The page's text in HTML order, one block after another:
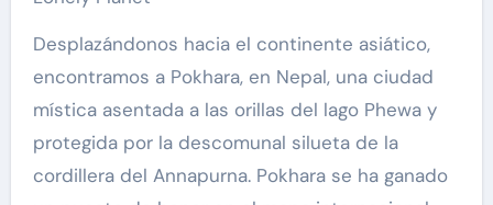
Desplazándonos hacia el continente asiático,
encontramos a Pokhara, en Nepal, una ciudad
mística asentada a las orillas del lago Phewa y
protegida por la descomunal silueta de la
cordillera del Annapurna. Pokhara se ha ganado